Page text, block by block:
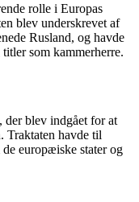
rolle i Europas
blev underskrevet af
Rusland, og havde
som kammerherre.
der blev indgået for at
Traktaten havde til
europæiske stater og